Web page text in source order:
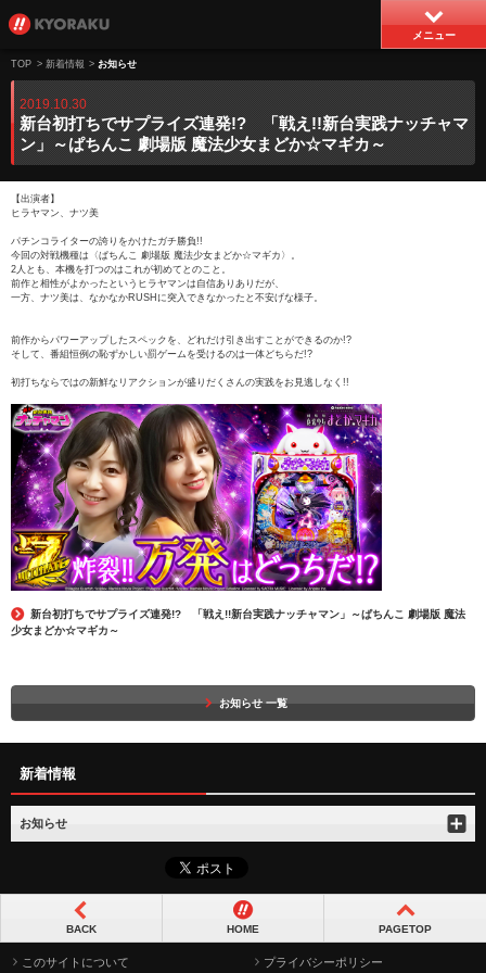
メニュー
TOP > 新着情報 > お知らせ
2019.10.30
新台初打ちでサプライズ連発!? 「戦え!!新台実践ナッチャマ
ン」～ぱちんこ 劇場版 魔法少女まどか☆マギカ～
【出演者】
ヒラヤマン、ナツ美
パチンコライターの誇りをかけたガチ勝負!!
今回の対戦機種は〈ぱちんこ 劇場版 魔法少女まどか☆マギカ〉。
2人とも、本機を打つのはこれが初めてとのこと。
前作と相性がよかったというヒラヤマンは自信ありありだが、
一方、ナツ美は、なかなかRUSHに突入できなかったと不安げな様子。
前作からパワーアップしたスペックを、どれだけ引き出すことができるのか!?
そして、番組恒例の恥ずかしい罰ゲームを受けるのは一体どちらだ!?
初打ちならではの新鮮なリアクションが盛りだくさんの実践をお見逃しなく!!
新台初打ちでサプライズ連発!? 「戦え!!新台実践ナッチャマン」～ぱちんこ 劇場版 魔法
少女まどか☆マギカ～
お知らせ 一覧
新着情報
お知らせ
BACK HOME PAGETOP
このサイトについて プライバシーポリシー